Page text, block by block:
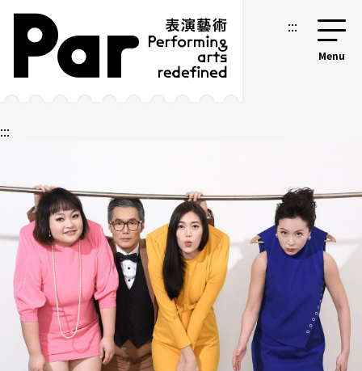
跳到主要內容區塊
網站導覽 :::
:::